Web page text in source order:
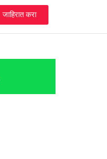
जाहिरात करा